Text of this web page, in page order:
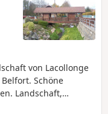
von Lacollonge
Schöne
Landschaft,